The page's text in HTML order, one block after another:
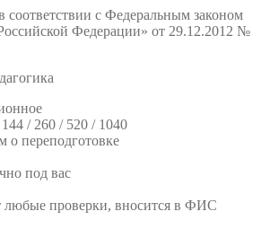
соответствии с Федеральным законом
Федерации» от 29.12.2012 №
/ 260 / 520 / 1040
о переподготовке
под вас
любые проверки, вносится в ФИС